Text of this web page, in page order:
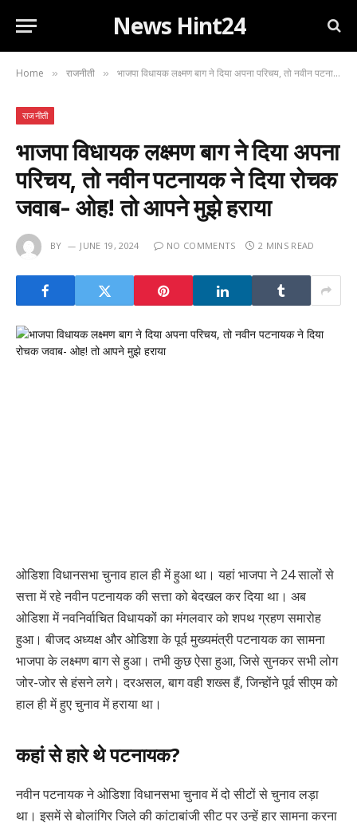
News Hint24
Home » राजनीती » भाजपा विधायक लक्ष्मण बाग ने दिया अपना परिचय, तो नवीन पटनायक ने दिया रोचक जवाब- ओह! तो आपने मुझे हराया
राजनीती
भाजपा विधायक लक्ष्मण बाग ने दिया अपना
परिचय, तो नवीन पटनायक ने दिया रोचक
जवाब- ओह! तो आपने मुझे हराया
BY JUNE 19, 2024 NO COMMENTS 2 MINS READ
ओडिशा विधानसभा चुनाव हाल ही में हुआ था। यहां भाजपा ने 24 सालों से
सत्ता में रहे नवीन पटनायक की सत्ता को बेदखल कर दिया था। अब
ओडिशा में नवनिर्वाचित विधायकों का मंगलवार को शपथ ग्रहण समारोह
हुआ। बीजद अध्यक्ष और ओडिशा के पूर्व मुख्यमंत्री पटनायक का सामना
भाजपा के लक्ष्मण बाग से हुआ। तभी कुछ ऐसा हुआ, जिसे सुनकर सभी लोग
जोर-जोर से हंसने लगे। दरअसल, बाग वही शख्स हैं, जिन्होंने पूर्व सीएम को
हाल ही में हुए चुनाव में हराया था।
कहां से हारे थे पटनायक?
नवीन पटनायक ने ओडिशा विधानसभा चुनाव में दो सीटों से चुनाव लड़ा
था। इसमें से बोलांगिर जिले की कांटाबांजी सीट पर उन्हें हार सामना करना